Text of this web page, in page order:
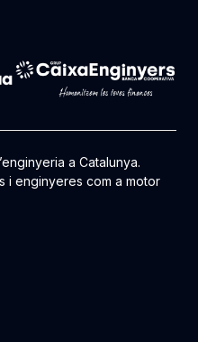
a Catalunya.
i enginyeres com a motor